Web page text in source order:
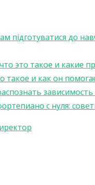
підготуватися до
это такое и какие
такое и как он
с нуля: